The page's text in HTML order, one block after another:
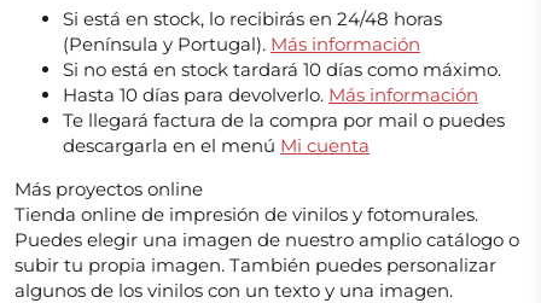
Si está en stock, lo recibirás en 24/48 horas
(Península y Portugal). Más información
Si no está en stock tardará 10 días como máximo.
Hasta 10 días para devolverlo. Más información
Te llegará factura de la compra por mail o puedes
descargarla en el menú Mi cuenta
Más proyectos online
Tienda online de impresión de vinilos y fotomurales.
Puedes elegir una imagen de nuestro amplio catálogo o
subir tu propia imagen. También puedes personalizar
algunos de los vinilos con un texto y una imagen.